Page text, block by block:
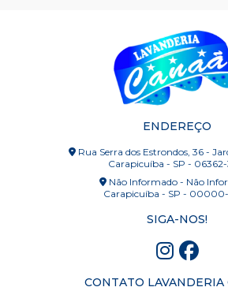
ENDEREÇO
Rua Serra dos Estrondos, 36 -
Carapicuíba - SP -
Não Informado - Não
Carapicuíba - SP -
SIGA-NOS!
CONTATO LAVANDERIA